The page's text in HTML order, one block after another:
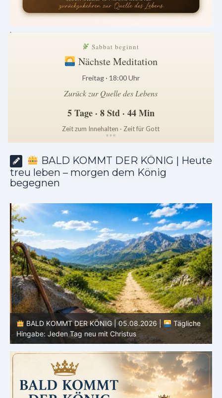
.
Sabbat beginnt
Nächste Meditation
Freitag · 18:00 Uhr
Zurück zur Quelle des Lebens
5 Tage · 8 Std · 44 Min
Zeit zum Innehalten · Zeit für Gott
***
BALD KOMMT DER KÖNIG | Heute
treu leben – morgen dem König
begegnen
BALD KOMMT DER KÖNIG | 05.08.2026 |
Tägliche
Hingabe: Jeden Tag neu mit Christus